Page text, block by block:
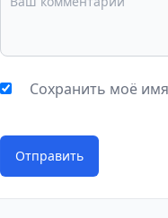
Сохранить моё
Отправить